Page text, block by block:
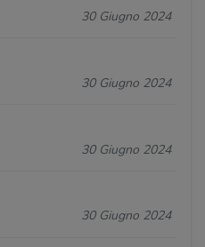
30 Giugno 2024
30 Giugno 2024
30 Giugno 2024
30 Giugno 2024